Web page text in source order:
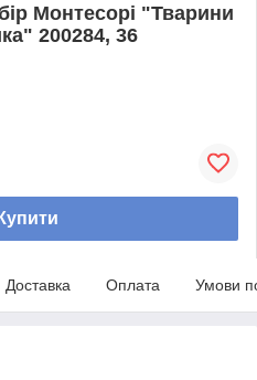
Монтесорі "Тварини
200284, 36
Купити
Доставка Оплата Умови